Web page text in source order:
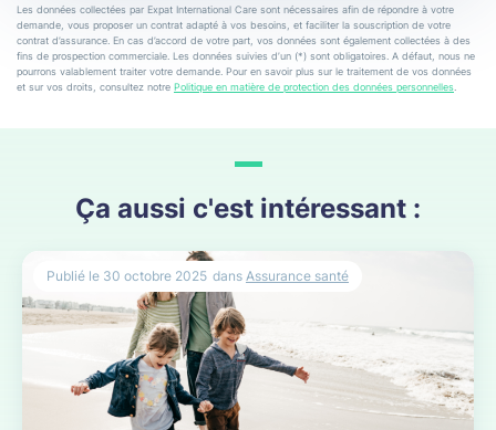
Les données collectées par Expat International Care sont nécessaires afin de répondre à votre
demande, vous proposer un contrat adapté à vos besoins, et faciliter la souscription de votre
contrat d’assurance. En cas d’accord de votre part, vos données sont également collectées à des
fins de prospection commerciale. Les données suivies d’un (*) sont obligatoires. A défaut, nous ne
pourrons valablement traiter votre demande. Pour en savoir plus sur le traitement de vos données
et sur vos droits, consultez notre Politique en matière de protection des données personnelles
Ça aussi c'est intéressant :
Publié le 30 octobre 2025 dans Assurance santé